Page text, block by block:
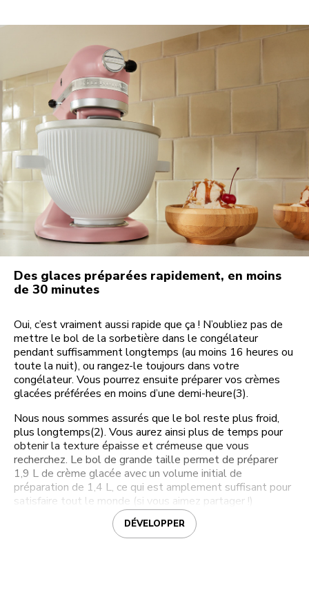
Des glaces préparées rapidement, en moins
de 30 minutes
Oui, c’est vraiment aussi rapide que ça ! N’oubliez pas de
mettre le bol de la sorbetière dans le congélateur
pendant suffisamment longtemps (au moins 16 heures ou
toute la nuit), ou rangez-le toujours dans votre
congélateur. Vous pourrez ensuite préparer vos crèmes
glacées préférées en moins d’une demi-heure(3).
Nous nous sommes assurés que le bol reste plus froid,
plus longtemps(2). Vous aurez ainsi plus de temps pour
obtenir la texture épaisse et crémeuse que vous
recherchez. Le bol de grande taille permet de préparer
1,9 L de crème glacée avec un volume initial de
préparation de 1,4 L, ce qui est amplement suffisant pour
satisfaire tout le monde (si vous aimez partager !)
DÉVELOPPER